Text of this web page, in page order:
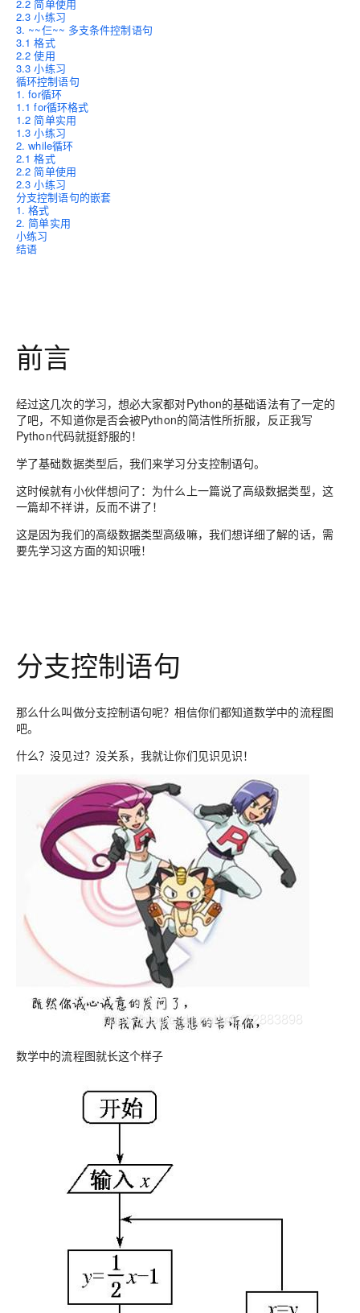
2.2 简单使用
2.3 小练习
3. ~~仨~~ 多支条件控制语句
3.1 格式
2.2 使用
3.3 小练习
循环控制语句
1. for循环
1.1 for循环格式
1.2 简单实用
1.3 小练习
2. while循环
2.1 格式
2.2 简单使用
2.3 小练习
分支控制语句的嵌套
1. 格式
2. 简单实用
小练习
结语
前言
经过这几次的学习，想必大家都对Python的基础语法有了一定的
了吧，不知道你是否会被Python的简洁性所折服，反正我写
Python代码就挺舒服的！
学了基础数据类型后，我们来学习分支控制语句。
这时候就有小伙伴想问了：为什么上一篇说了高级数据类型，这
一篇却不祥讲，反而不讲了！
这是因为我们的高级数据类型高级嘛，我们想详细了解的话，需
要先学习这方面的知识哦！
分支控制语句
那么什么叫做分支控制语句呢？相信你们都知道数学中的流程图
吧。
什么？没见过？没关系，我就让你们见识见识！
数学中的流程图就长这个样子